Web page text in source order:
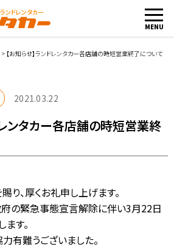
MENU
ンドレンタカー
> 【お知らせ】ランドレンタカー各店舗の時短営業終了について
2021.03.22
レンタカー各店舗の時短営業終
、厚くお礼申し上げます。
府の緊急事態宣言解除に伴い3月22日
す。
有難うございました。